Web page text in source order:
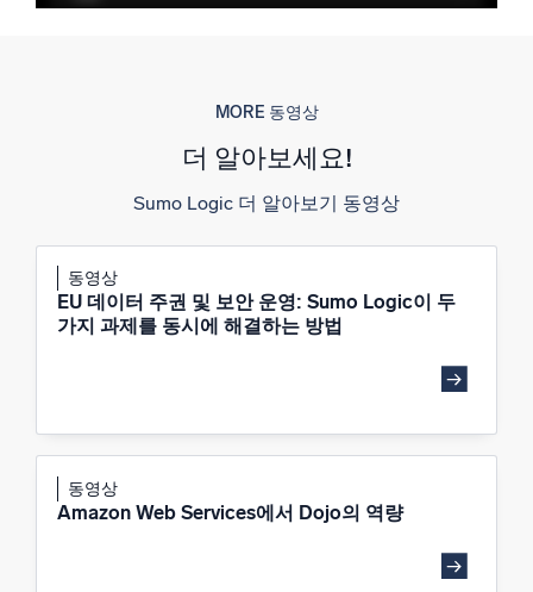
MORE 동영상
더 알아보세요!
Sumo Logic 더 알아보기 동영상
동영상
EU 데이터 주권 및 보안 운영: Sumo Logic이 두
가지 과제를 동시에 해결하는 방법
동영상
Amazon Web Services에서 Dojo의 역량